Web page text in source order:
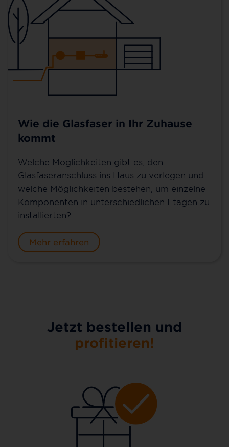
Wie die Glasfaser in Ihr Zuhause
kommt
Welche Möglichkeiten gibt es, den
Glasfaseranschluss ins Haus zu verlegen und
welche Möglichkeiten bestehen, um einzelne
Komponenten in unterschiedlichen Etagen zu
installierten?
Mehr erfahren
Jetzt bestellen und
profitieren!